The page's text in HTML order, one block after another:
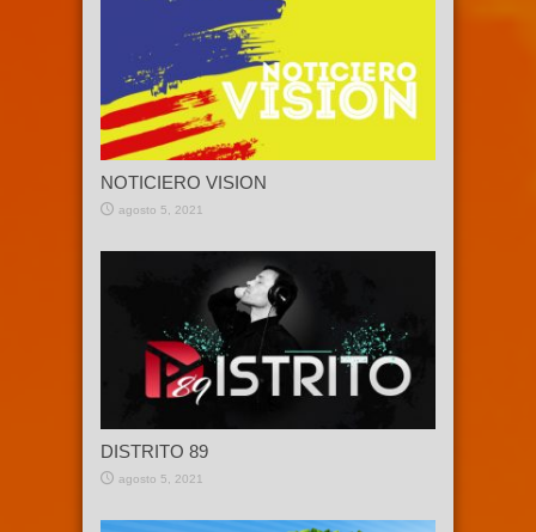
NOTICIERO VISION
agosto 5, 2021
DISTRITO 89
agosto 5, 2021